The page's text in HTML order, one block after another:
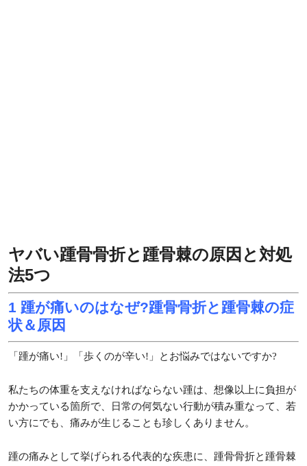
ヤバい踵骨骨折と踵骨棘の原因と対処
法5つ
1 踵が痛いのはなぜ?踵骨骨折と踵骨棘の症
状＆原因
「踵が痛い!」「歩くのが辛い!」とお悩みではないですか?
私たちの体重を支えなければならない踵は、想像以上に負担が
かかっている箇所で、日常の何気ない行動が積み重なって、若
い方にでも、痛みが生じることも珍しくありません。
踵の痛みとして挙げられる代表的な疾患に、踵骨骨折と踵骨棘